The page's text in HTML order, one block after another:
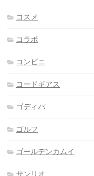
コスメ
コラボ
コンビニ
コードギアス
ゴディバ
ゴルフ
ゴールデンカムイ
サンリオ